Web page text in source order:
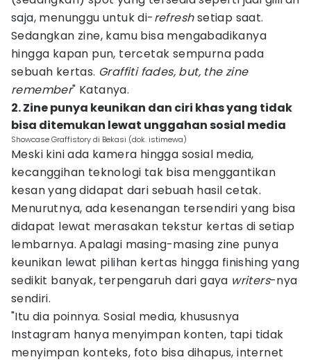
saja, menunggu untuk di-refreshsetiap saat.
Sedangkan zine, kamu bisa mengabadikanya
hingga kapan pun, tercetak sempurna pada
sebuah kertas. Graffiti fades, but, the zine
remember" Katanya.
2. Zine punya keunikan dan ciri khas yang tidak
bisa ditemukan lewat unggahan sosial media
Showcase Graffistory di Bekasi (dok. istimewa)
Meski kini ada kamera hingga sosial media,
kecanggihan teknologi tak bisa menggantikan
kesan yang didapat dari sebuah hasil cetak.
Menurutnya, ada kesenangan tersendiri yang bisa
didapat lewat merasakan tekstur kertas di setiap
lembarnya. Apalagi masing-masing zine punya
keunikan lewat pilihan kertas hingga finishing yang
sedikit banyak, terpengaruh dari gaya writers-nya
sendiri.
"Itu dia poinnya. Sosial media, khususnya
Instagram hanya menyimpan konten, tapi tidak
menyimpan konteks, foto bisa dihapus, internet